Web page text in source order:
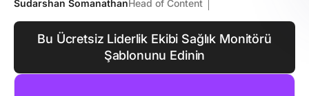
Sudarshan SomanathanHead of Content
Bu Ücretsiz Liderlik Ekibi Sağlık Monitörü
Şablonunu Edinin